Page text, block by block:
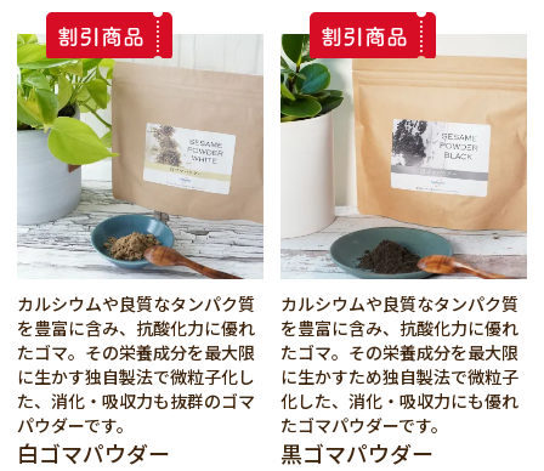
カルシウムや良質なタンパク質
を豊富に含み、抗酸化力に優れ
たゴマ。その栄養成分を最大限
に生かす独自製法で微粒子化し
た、消化・吸収力も抜群のゴマ
パウダーです。
白ゴマパウダー
カルシウムや良質なタンパク質
を豊富に含み、抗酸化力に優れ
たゴマ。その栄養成分を最大限
に生かすため独自製法で微粒子
化した、消化・吸収力にも優れ
たゴマパウダーです。
黒ゴマパウダー